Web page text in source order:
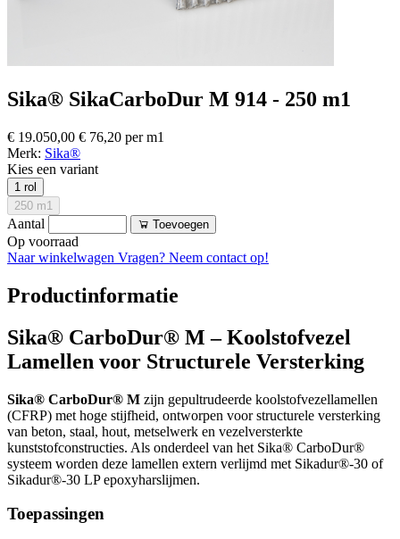
Sika® SikaCarboDur M 914 - 250 m1
€ 19.050,00 € 76,20 per m1
Merk: Sika®
Kies een variant
1 rol
250 m1
Aantal Toevoegen
Op voorraad
Naar winkelwagen Vragen? Neem contact op!
Productinformatie
Sika® CarboDur® M – Koolstofvezel
Lamellen voor Structurele Versterking
Sika® CarboDur® M zijn gepultrudeerde koolstofvezellamellen
(CFRP) met hoge stijfheid, ontworpen voor structurele versterking
van beton, staal, hout, metselwerk en vezelversterkte
kunststofconstructies. Als onderdeel van het Sika® CarboDur®
systeem worden deze lamellen extern verlijmd met Sikadur®-30 of
Sikadur®-30 LP epoxyharslijmen.
Toepassingen